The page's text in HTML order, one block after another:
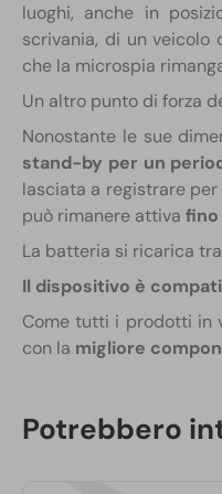
luoghi, anche in
scrivania, di un veicolo
che la microspia
Un altro punto di forza
Nonostante le sue
stand-by per un
lasciata a registrare per
può rimanere attiva fino
La batteria si ricarica
Il dispositivo è
Come tutti i prodotti in
con la migliore
adatto alle tue esigenze
Potrebbero